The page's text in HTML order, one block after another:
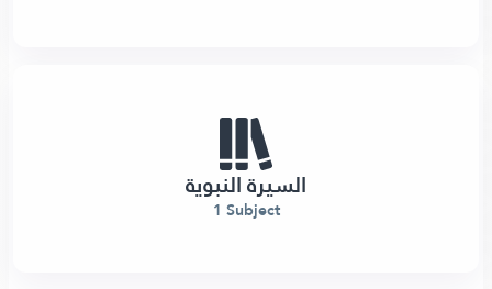
السيرة النبوية
1 Subject